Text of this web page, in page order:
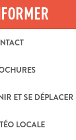
ET SE DÉPLACER
LOCALE
est
pendant les
ou
provençales,
chevaux